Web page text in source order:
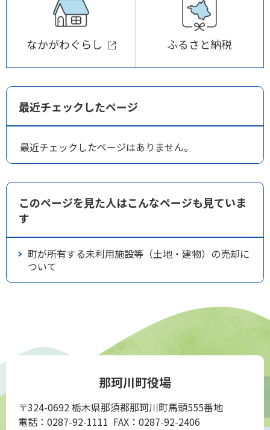
なかがわぐらし ふるさと納税
最近チェックしたページ
最近チェックしたページはありません。
このページを見た人はこんなページも見ていま
す
町が所有する未利用施設等（土地・建物）の売却に
ついて
那珂川町役場
〒324-0692 栃木県那須郡那珂川町馬頭555番地
電話：0287-92-1111 FAX：0287-92-2406